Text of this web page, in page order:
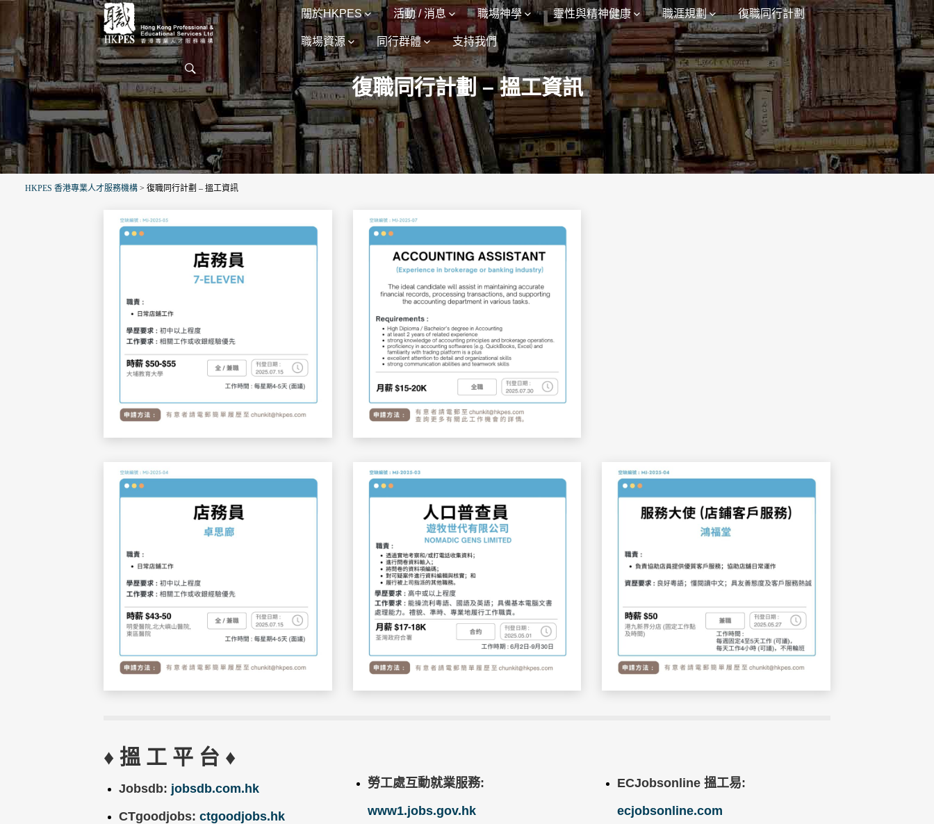
關於HKPES 活動 / 消息 職場神學 靈性與精神健康 職涯規劃 復職同行計劃
職場資源 同行群體 支持我們
復職同行計劃 – 搵工資訊
HKPES 香港專業人才服務機構 > 復職同行計劃 – 搵工資訊
♦ 搵 工 平 台 ♦
Jobsdb: jobsdb.com.hk
CTgoodjobs: ctgoodjobs.hk
勞工處互動就業服務:
www1.jobs.gov.hk
ECJobsonline 搵工易:
ecjobsonline.com